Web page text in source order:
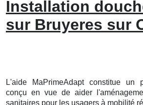
Installation
sur Bruyeres sur
L'aide MaPrimeAdapt constitue un
conçu en vue de aider
sanitaires pour les usagers à mobilité